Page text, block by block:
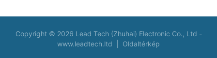
Copyright © 2026 Lead Tech (Zhuhai) Electronic Co., Ltd -
www.leadtech.ltd
Oldaltérkép